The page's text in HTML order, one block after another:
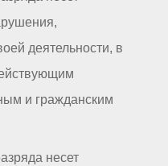
деятельности, в
и гражданским
несет